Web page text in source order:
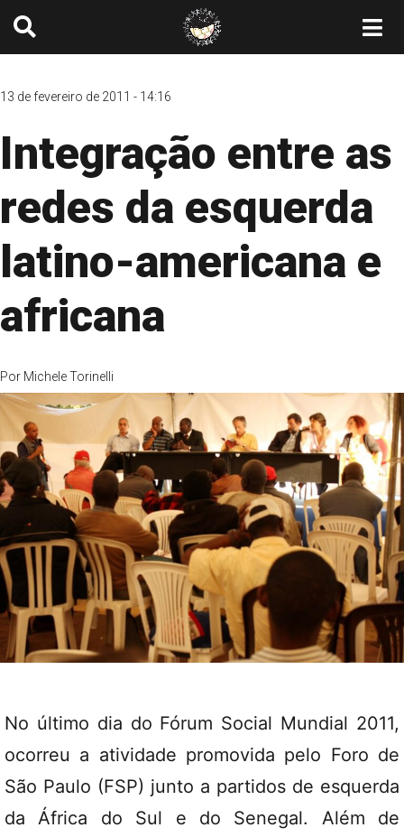
13 de fevereiro de 2011 - 14:16
Integração entre as
redes da esquerda
latino-americana e
africana
Por Michele Torinelli
No último dia do Fórum Social Mundial 2011,
ocorreu a atividade promovida pelo Foro de
São Paulo (FSP) junto a partidos de esquerda
da África do Sul e do Senegal. Além de